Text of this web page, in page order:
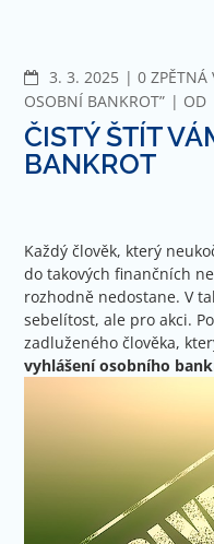
3. 3. 2025
0 ZPĚTNÁ
OSOBNÍ BANKROT”
OD
ČISTÝ ŠTÍT
BANKROT
Každý člověk, který
do takových finančních
rozhodně nedostane. V
sebelítost, ale pro akci.
zadluženého člověka,
vyhlášení osobního